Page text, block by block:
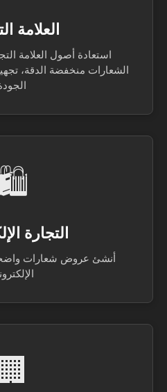
العلامة
استعادة أصول العلامة
الشعارات منخفضة الدقة،
التجارة
أنشئ عروض شعارات
🏢